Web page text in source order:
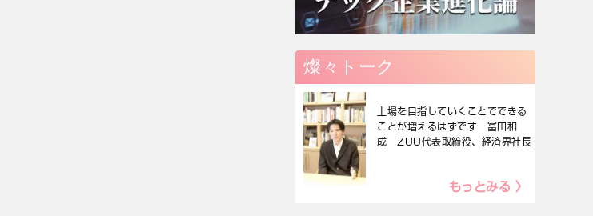
燦々トーク
上場を目指していくことでできる
ことが増えるはずです 冨田和
成 ZUU代表取締役、経済界社長
もっとみる 〉